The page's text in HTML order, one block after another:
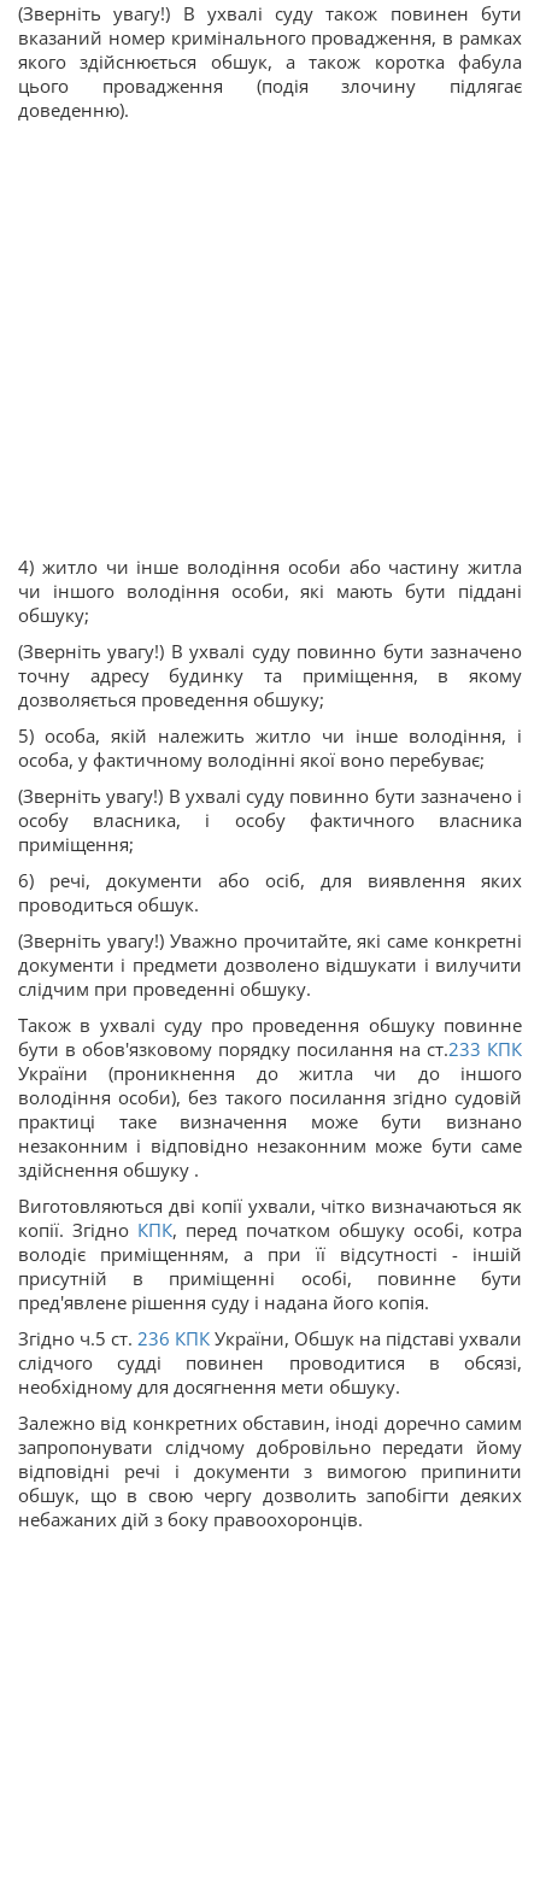
(Зверніть увагу!) В ухвалі суду також повинен бути
вказаний номер кримінального провадження, в рамках
якого здійснюється обшук, а також коротка фабула
цього провадження (подія злочину підлягає
доведенню).
4) житло чи інше володіння особи або частину житла
чи іншого володіння особи, які мають бути піддані
обшуку;
(Зверніть увагу!) В ухвалі суду повинно бути зазначено
точну адресу будинку та приміщення, в якому
дозволяється проведення обшуку;
5) особа, якій належить житло чи інше володіння, і
особа, у фактичному володінні якої воно перебуває;
(Зверніть увагу!) В ухвалі суду повинно бути зазначено і
особу власника, і особу фактичного власника
приміщення;
6) речі, документи або осіб, для виявлення яких
проводиться обшук.
(Зверніть увагу!) Уважно прочитайте, які саме конкретні
документи і предмети дозволено відшукати і вилучити
слідчим при проведенні обшуку.
Також в ухвалі суду про проведення обшуку повинне
бути в обов'язковому порядку посилання на ст.233 КПК
України (проникнення до житла чи до іншого
володіння особи), без такого посилання згідно судовій
практиці таке визначення може бути визнано
незаконним і відповідно незаконним може бути саме
здійснення обшуку .
Виготовляються дві копії ухвали, чітко визначаються як
копії. Згідно КПК, перед початком обшуку особі, котра
володіє приміщенням, а при її відсутності - іншій
присутній в приміщенні особі, повинне бути
пред'явлене ​​рішення суду і надана його копія.
Згідно ч.5 ст. 236 КПК України, Обшук на підставі ухвали
слідчого судді повинен проводитися в обсязі,
необхідному для досягнення мети обшуку.
Залежно від конкретних обставин, іноді доречно самим
запропонувати слідчому добровільно передати йому
відповідні речі і документи з вимогою припинити
обшук, що в свою чергу дозволить запобігти деяких
небажаних дій з боку правоохоронців.